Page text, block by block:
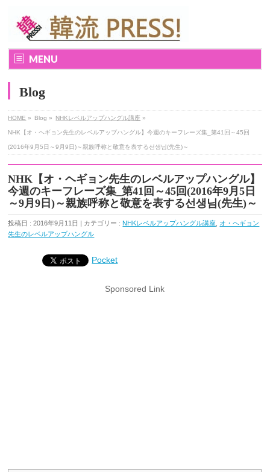
MENU
Blog
HOME » Blog » NHKレベルアップハングル講座 »
NHK【オ・ヘギョン先生のレベルアップハングル】今週のキーフレーズ集_第41回～45回
(2016年9月5日～9月9日)～親族呼称と敬意を表する선생님(先生)～
NHK【オ・ヘギョン先生のレベルアップハングル】
今週のキーフレーズ集_第41回～45回(2016年9月5日
～9月9日)～親族呼称と敬意を表する선생님(先生)～
投稿日 : 2016年9月11日 | カテゴリー :NHKレベルアップハングル講座 オ・ヘギョン
先生のレベルアップハングル
Pocket
Sponsored Link